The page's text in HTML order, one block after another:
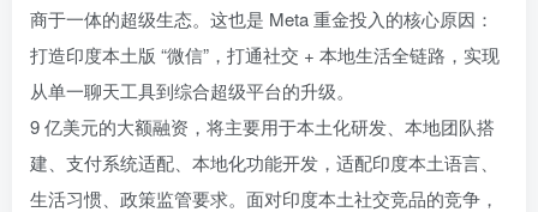
商于一体的超级生态。这也是 Meta 重金投入的核心原因：
打造印度本土版 “微信”，打通社交 + 本地生活全链路，实现
从单一聊天工具到综合超级平台的升级。
9 亿美元的大额融资，将主要用于本土化研发、本地团队搭
建、支付系统适配、本地化功能开发，适配印度本土语言、
生活习惯、政策监管要求。面对印度本土社交竞品的竞争，